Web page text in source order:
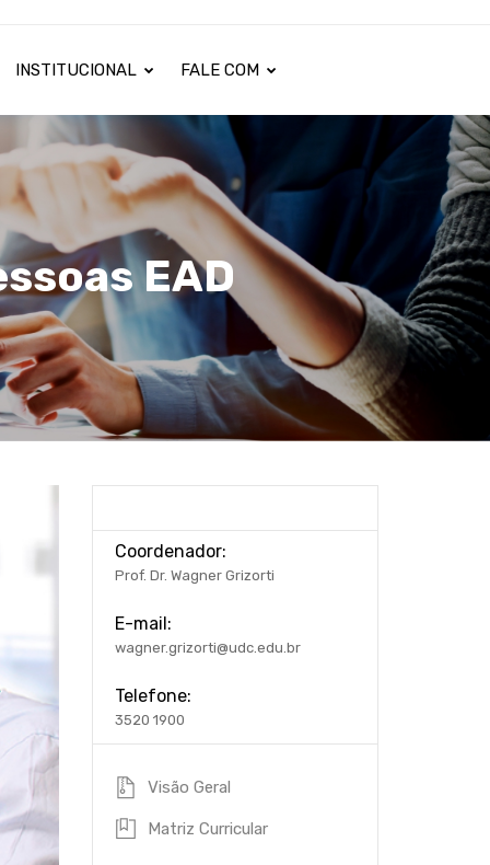
INSTITUCIONAL FALE COM
EAD
Coordenador:
Prof. Dr. Wagner Grizorti
E-mail:
wagner.grizorti@udc.edu.br
Telefone:
3520 1900
Visão Geral
Matriz Curricular